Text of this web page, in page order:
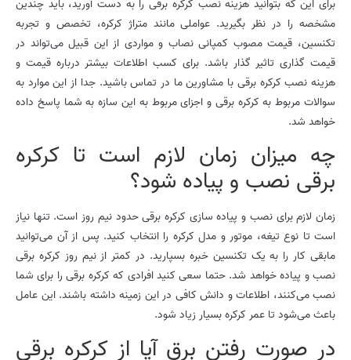
برای این که بتوانید هزینه نصب کرکره برقی را به دست آورید، باید چندین
مشخصه را در نظر بگیرید. عواملی مانند متراژ کرکره، تخصص و تجربه
تکنسین، قیمت مصوب کمپانی نصاب و مواردی از این قبیل می‌تواند در
قیمت گذاری تاثیر گذار باشد. برای کسب اطلاعات بیشتر درباره قیمت و
هزینه نصب کرکره برقی با مشاورین ما در تماس باشید. جدا از این موارد به
سوالات مربوط به کرکره برقی و اجزای مربوط به این سازه به شما پاسخ داده
خواهد شد.
چه میزان زمان لازم است تا کرکره
برقی نصب و پیاده شود؟
زمان لازم برای نصب و پیاده سازی کرکره برقی حدود نیم روز است. تنها نیاز
است تا نوع تیغه، موتور و مدل کرکره را انتخاب کنید. پس از آن می‌توانید
مابقی کار را به یک تکنسین خبره بسپارید. در کمتر از نیم روز کرکره برقی
نصب و پیاده خواهد شد. حتما سعی کنید افرادی که کرکره برقی را برای شما
نصب می‌کنند، اطلاعات و دانش کافی در این زمینه داشته باشند. این عامل
باعث می‌شود تا عمر کرکره بسیار زیاد شود.
در صورت رفتن برق آیا از کرکره برقی